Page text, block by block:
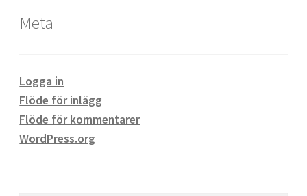
Meta
Logga in
Flöde för inlägg
Flöde för kommentarer
WordPress.org